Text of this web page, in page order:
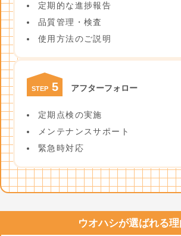
定期的な進捗報告
品質管理・検査
使用方法のご説明
STEP 5 アフターフォロー
定期点検の実施
メンテナンスサポート
緊急時対応
ウオハシが選ばれる理